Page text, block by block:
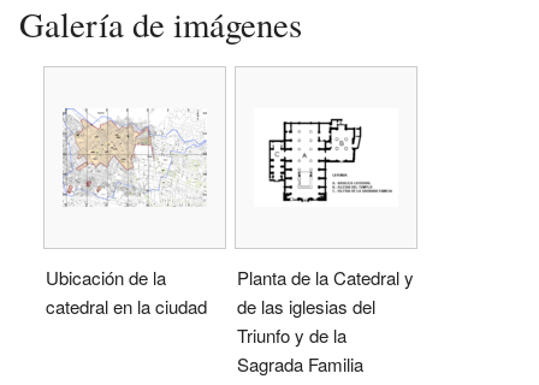
Galería de imágenes
Ubicación de la
catedral en la ciudad
Planta de la Catedral y
de las iglesias del
Triunfo y de la
Sagrada Familia